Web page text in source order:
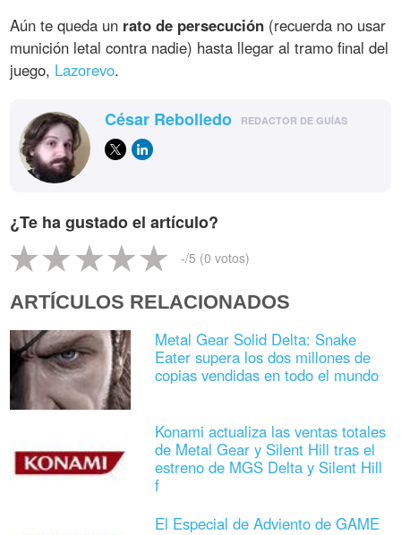
Aún te queda un rato de persecución (recuerda no usar
munición letal contra nadie) hasta llegar al tramo final del
juego, Lazorevo.
César Rebolledo REDACTOR DE GUÍAS
¿Te ha gustado el artículo?
-/5 (0 votos)
ARTÍCULOS RELACIONADOS
Metal Gear Solid Delta: Snake
Eater supera los dos millones de
copias vendidas en todo el mundo
Konami actualiza las ventas totales
de Metal Gear y Silent Hill tras el
estreno de MGS Delta y Silent Hill
f
El Especial de Adviento de GAME